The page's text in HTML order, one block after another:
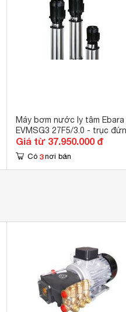
Máy bơm nước ly tâm Ebara
EVMSG3 27F5/3.0 - trục
4HP
Giá từ 37.950.000 đ
Có 3 nơi bán